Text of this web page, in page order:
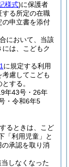
様式)に保護者
する所定の在職
の申立書を添付
において、当該
は、こどもク
に規定する利用
慮してこども
する。
年43号・26年
・令和6年5
るときは、こど
「利用児童」と
承認を取り消
しなくなった